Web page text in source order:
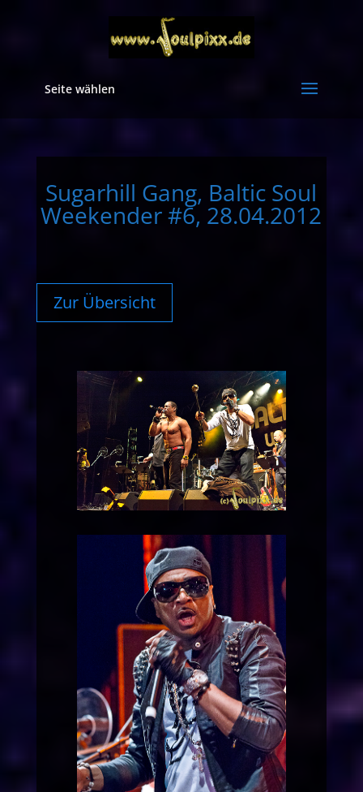
Seite wählen
Sugarhill Gang, Baltic Soul
Weekender #6, 28.04.2012
Zur Übersicht